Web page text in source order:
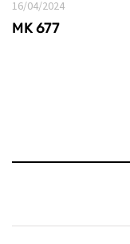
16/04/2024
MK 677